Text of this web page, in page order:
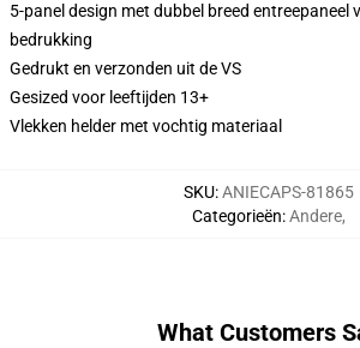
5-panel design met dubbel breed entreepaneel
bedrukking
Gedrukt en verzonden uit de VS
Gesized voor leeftijden 13+
Vlekken helder met vochtig materiaal
SKU:ANIECAPS-81865
Categorieën:Andere,
What Customers